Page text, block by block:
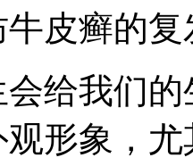
皮癣的复
给我们
形象，